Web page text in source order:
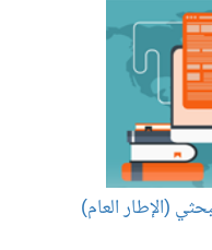
(الإطار العام)